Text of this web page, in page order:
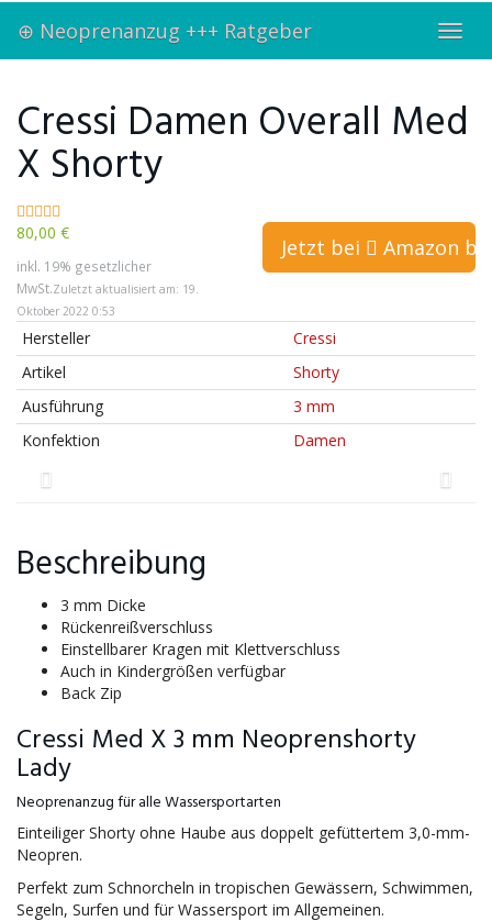
Skip
⊕ Neoprenanzug +++ Ratgeber
Cressi Damen Overall Med
X Shorty
80,00 €
inkl. 19% gesetzlicher
MwSt.Zuletzt aktualisiert am: 19.
Oktober 2022 0:53
Jetzt bei Amazon
Hersteller
Cressi
Artikel
Shorty
Ausführung
3 mm
Konfektion
Damen
Beschreibung
3 mm Dicke
Rückenreißverschluss
Einstellbarer Kragen mit Klettverschluss
Auch in Kindergrößen verfügbar
Back Zip
Cressi Med X 3 mm Neoprenshorty
Lady
Neoprenanzug für alle Wassersportarten
Einteiliger Shorty ohne Haube aus doppelt gefüttertem 3,0-mm-
Neopren.
Perfekt zum Schnorcheln in tropischen Gewässern, Schwimmen,
Segeln, Surfen und für Wassersport im Allgemeinen.